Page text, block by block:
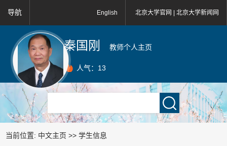
English 北京大学官网 | 北京大学新闻网
导航
秦国刚 教师个人主页
人气： 13
当前位置: 中文主页 >>学生信息